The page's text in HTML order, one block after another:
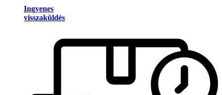
Ingyenes
visszaküldés